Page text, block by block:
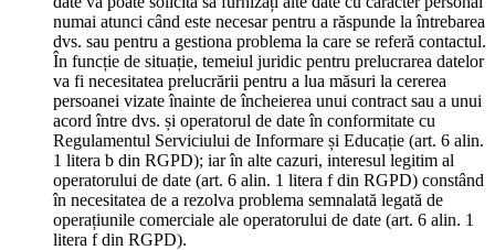
numai atunci când este necesar pentru a răspunde la întrebarea
dvs. sau pentru a gestiona problema la care se referă contactul.
În funcție de situație, temeiul juridic pentru prelucrarea datelor
va fi necesitatea prelucrării pentru a lua măsuri la cererea
persoanei vizate înainte de încheierea unui contract sau a unui
acord între dvs. și operatorul de date în conformitate cu
Regulamentul Serviciului de Informare și Educație (art. 6 alin.
1 litera b din RGPD); iar în alte cazuri, interesul legitim al
operatorului de date (art. 6 alin. 1 litera f din RGPD) constând
în necesitatea de a rezolva problema semnalată legată de
operațiunile comerciale ale operatorului de date (art. 6 alin. 1
litera f din RGPD).